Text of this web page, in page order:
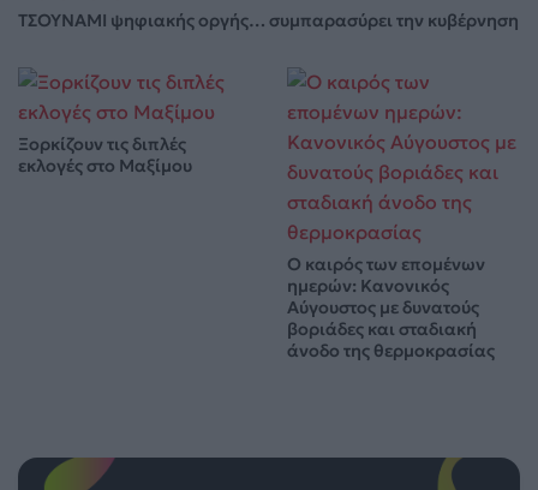
ΤΣΟΥΝΑΜΙ ψηφιακής οργής… συμπαρασύρει την κυβέρνηση
Ξορκίζουν τις διπλές
εκλογές στο Μαξίμου
Ο καιρός των επομένων
ημερών: Κανονικός
Αύγουστος με δυνατούς
βοριάδες και σταδιακή
άνοδο της θερμοκρασίας